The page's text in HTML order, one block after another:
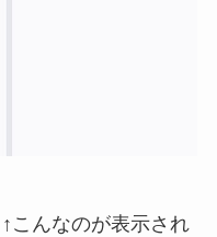
こんなのが表示され